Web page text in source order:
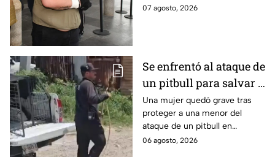
ataques en fraccionamientos
07 agosto, 2026
Se enfrentó al ataque de
un pitbull para salvar a
una menor; hoy lucha
por su vida en Zapopan
Una mujer quedó grave tras
proteger a una menor del
ataque de un pitbull en
Zapopan; la víctima sufrió
06 agosto, 2026